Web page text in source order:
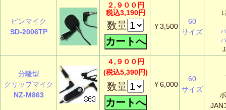
ピンマイク
SD-2006TP
２,９００円
税込3,190円
数量 ￥3,500
60
サイズ
分離型
クリップマイク
NZ-M863
４,９００円
(税込5,390円)
数量 ￥6,000
60
サイズ
JAN